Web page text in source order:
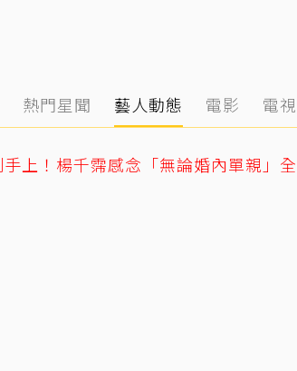
熱門星聞 藝人動態 電影 電視